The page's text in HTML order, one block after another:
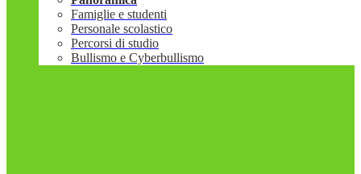
Famiglie e studenti
Personale scolastico
Percorsi di studio
Bullismo e Cyberbullismo